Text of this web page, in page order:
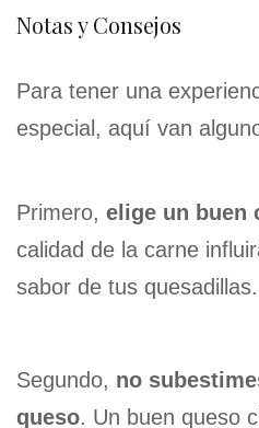
Notas y Consejos
Para tener una
especial, aquí van
Primero, elige un buen
calidad de la carne
sabor de tus quesadillas.
Segundo, no
queso. Un buen queso